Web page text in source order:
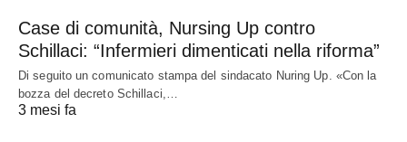
Case di comunità, Nursing Up contro
Schillaci: “Infermieri dimenticati nella riforma”
Di seguito un comunicato stampa del sindacato Nuring Up. «Con la
bozza del decreto Schillaci,…
3 mesi fa